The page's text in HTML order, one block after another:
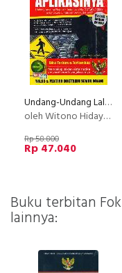
Undang-Undang Lalu Lintas & Aplikasinya (Edisi Terbaru dan Terlengkap)
oleh Witono Hidayat Yuliadi
Rp 58.800
Rp 47.040
Buku terbitan
lainnya: